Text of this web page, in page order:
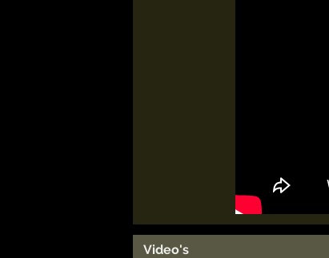
Video's